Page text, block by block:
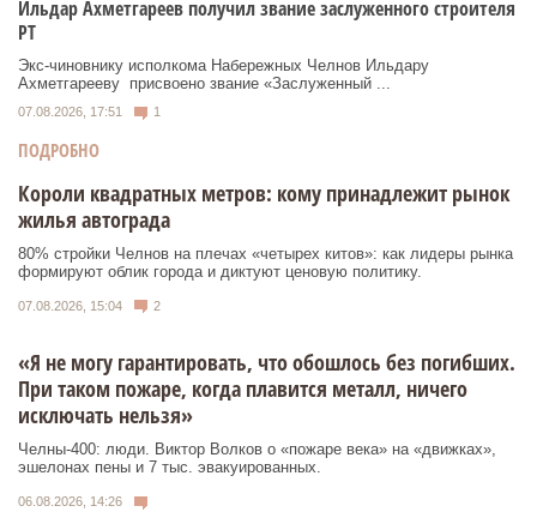
Ильдар Ахметгареев получил звание заслуженного строителя
РТ
Экс‑чиновнику исполкома Набережных Челнов Ильдару
Ахметгарееву присвоено звание «Заслуженный ...
07.08.2026, 17:51 1
ПОДРОБНО
Короли квадратных метров: кому принадлежит рынок
жилья автограда
80% стройки Челнов на плечах «четырех китов»: как лидеры рынка
формируют облик города и диктуют ценовую политику.
07.08.2026, 15:04 2
«Я не могу гарантировать, что обошлось без погибших.
При таком пожаре, когда плавится металл, ничего
исключать нельзя»
Челны-400: люди. Виктор Волков о «пожаре века» на «движках»,
эшелонах пены и 7 тыс. эвакуированных.
06.08.2026, 14:26